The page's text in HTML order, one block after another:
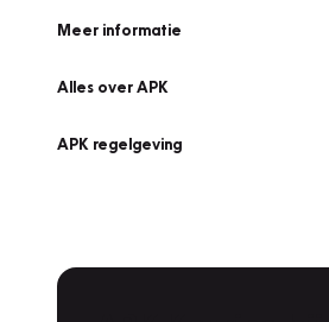
Meer informatie
Alles over APK
APK regelgeving